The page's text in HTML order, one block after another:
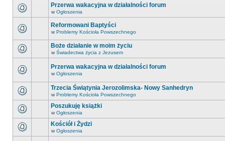
Przerwa wakacyjna w działalności forum
w Ogłoszenia
Reformowani Baptyści
w Problemy Kościoła Powszechnego
Boże działanie w moim życiu
w Świadectwa życia z Jezusem
Przerwa wakacyjna w działalności forum
w Ogłoszenia
Trzecia Świątynia Jerozolimska- Nowy Sanhedryn
w Problemy Kościoła Powszechnego
Poszukuję książki
w Ogłoszenia
Kościół i Żydzi
w Ogłoszenia